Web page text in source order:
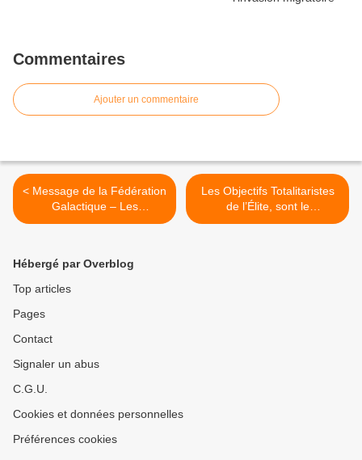
Commentaires
Ajouter un commentaire
< Message de la Fédération
Galactique – Les
Extraterrestres sont déjà là
Les Objectifs Totalitaristes
de l’Élite, sont le
Dépeuplement >
Hébergé par Overblog
Top articles
Pages
Contact
Signaler un abus
C.G.U.
Cookies et données personnelles
Préférences cookies